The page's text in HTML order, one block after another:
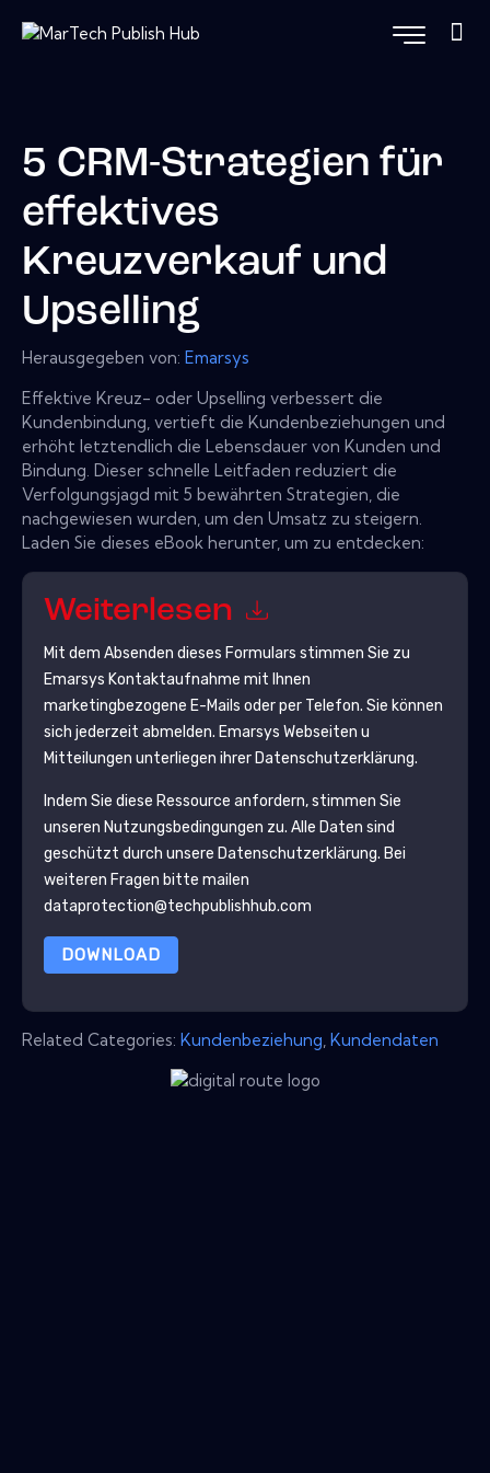
5 CRM-Strategien für
effektives
Kreuzverkauf und
Upselling
Herausgegeben von: Emarsys
Effektive Kreuz- oder Upselling verbessert die
Kundenbindung, vertieft die Kundenbeziehungen und
erhöht letztendlich die Lebensdauer von Kunden und
Bindung. Dieser schnelle Leitfaden reduziert die
Verfolgungsjagd mit 5 bewährten Strategien, die
nachgewiesen wurden, um den Umsatz zu steigern.
Laden Sie dieses eBook herunter, um zu entdecken:
Weiterlesen
Mit dem Absenden dieses Formulars stimmen Sie zu
Emarsys Kontaktaufnahme mit Ihnen
marketingbezogene E-Mails oder per Telefon. Sie können
sich jederzeit abmelden. Emarsys Webseiten u
Mitteilungen unterliegen ihrer Datenschutzerklärung.
Indem Sie diese Ressource anfordern, stimmen Sie
unseren Nutzungsbedingungen zu. Alle Daten sind
geschützt durch unsere Datenschutzerklärung. Bei
weiteren Fragen bitte mailen
dataprotection@techpublishhub.com
DOWNLOAD
Related Categories: Kundenbeziehung Kundendaten